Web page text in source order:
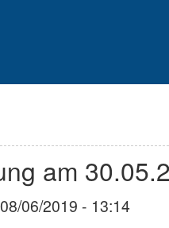
am
06/2019 - 13:14